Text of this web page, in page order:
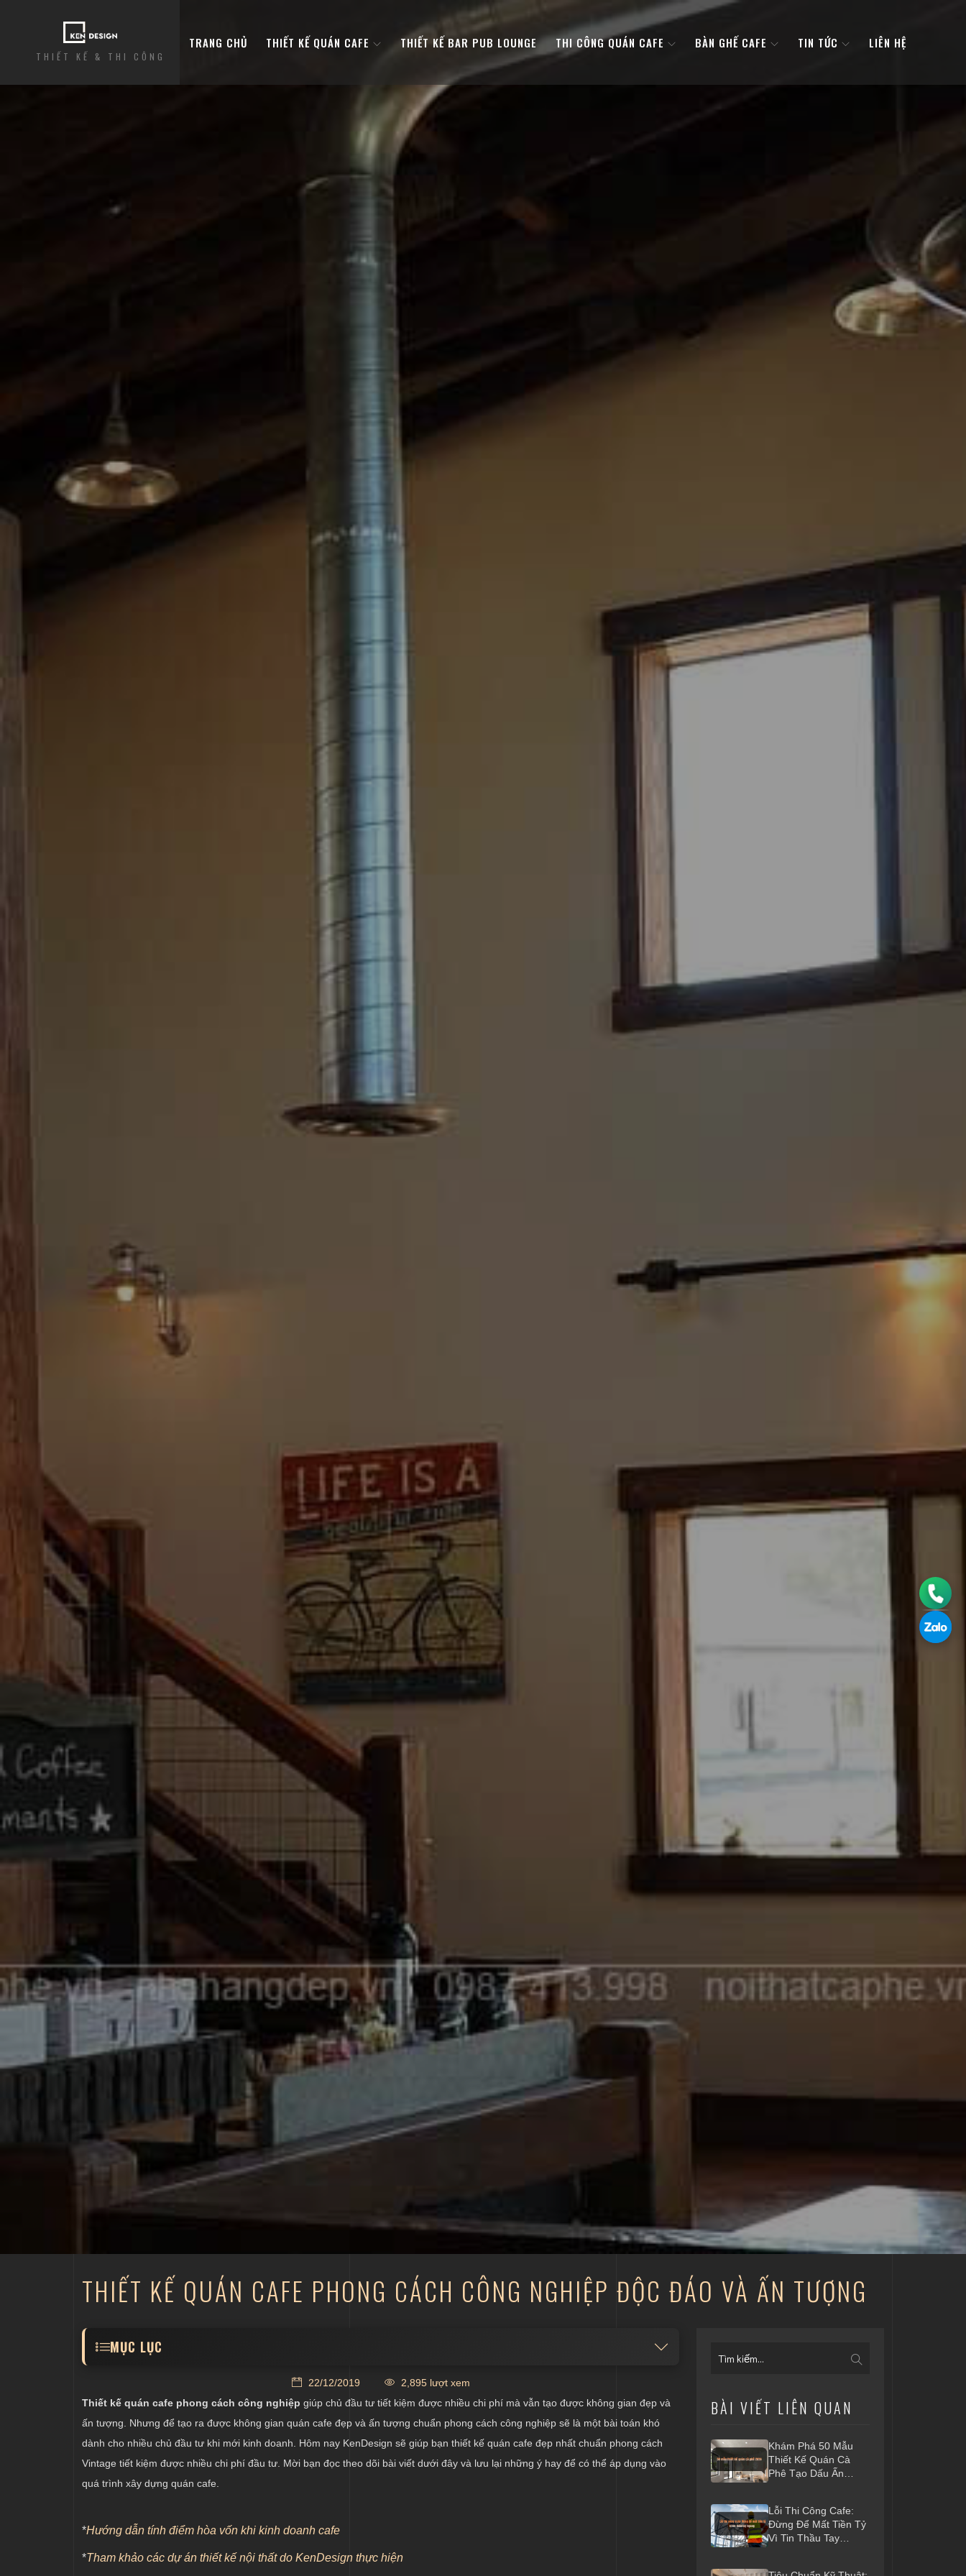
THIẾT KẾ & THI CÔNG
TRANG CHỦ THIẾT KẾ QUÁN CAFE THIẾT KẾ BAR PUB LOUNGE THI CÔNG QUÁN CAFE BÀN GHẾ CAFE TIN TỨC LIÊN HỆ
THIẾT KẾ QUÁN CAFE PHONG CÁCH CÔNG NGHIỆP ĐỘC ĐÁO VÀ ẤN TƯỢNG
MỤC LỤC
Bố trí đồ nội thất theo đúng phong cách công nghiệp
Lắp đặt hệ thống ánh sáng ấn tượng
Sử dụng màu sắc một cách hợp lí
22/12/2019
2,895 lượt xem
Thiết kế quán cafe phong cách công nghiệp giúp chủ đầu tư tiết kiệm được nhiều chi phí mà vẫn tạo được không gian đẹp và
ấn tượng. Nhưng để tạo ra được không gian quán cafe đẹp và ấn tượng chuẩn phong cách công nghiệp sẽ là một bài toán khó
dành cho nhiều chủ đầu tư khi mới kinh doanh. Hôm nay KenDesign sẽ giúp bạn thiết kế quán cafe đẹp nhất chuẩn phong cách
Vintage tiết kiệm được nhiều chi phí đầu tư. Mời bạn đọc theo dõi bài viết dưới đây và lưu lại những ý hay để có thể áp dụng vào
quá trình xây dựng quán cafe.
*Hướng dẫn tính điểm hòa vốn khi kinh doanh cafe
*Tham khảo các dự án thiết kế nội thất do KenDesign thực hiện
BÀI VIẾT LIÊN QUAN
Khám Phá 50 Mẫu
Thiết Kế Quán Cà
Phê Tạo Dấu Ấn
Lỗi Thi Công Cafe:
Đừng Để Mất Tiền Tỷ
Vì Tin Thầu Tay